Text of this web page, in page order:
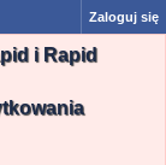
Zaloguj się
i Rapid